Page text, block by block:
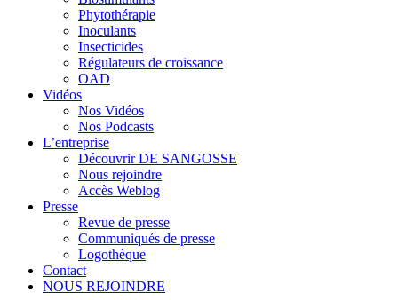
Phytothérapie
Inoculants
Insecticides
Régulateurs de croissance
OAD
Vidéos
Nos Vidéos
Nos Podcasts
L’entreprise
Découvrir DE SANGOSSE
Nous rejoindre
Accès Weblog
Presse
Revue de presse
Communiqués de presse
Logothèque
Contact
NOUS REJOINDRE